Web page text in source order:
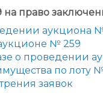
право
аукциона
№ 259
о проведении
по лоту
заявок